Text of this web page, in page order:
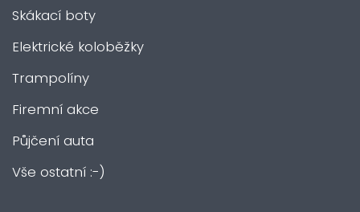
Skákací boty
Elektrické koloběžky
Trampolíny
Firemní akce
Půjčení auta
Vše ostatní :-)